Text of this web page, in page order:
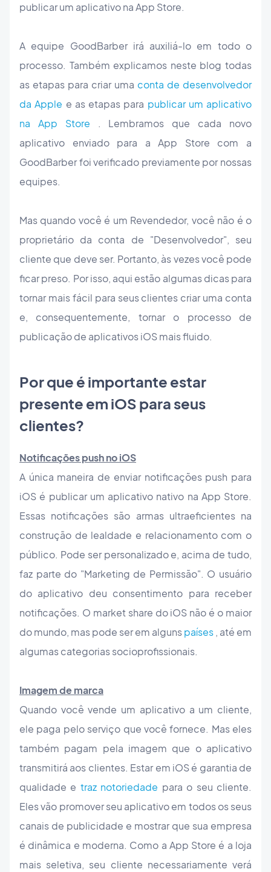
publicar um aplicativo na App Store.
A equipe GoodBarber irá auxiliá-lo em todo o
processo. Também explicamos neste blog todas
as etapas para criar uma conta de desenvolvedor
da Apple e as etapas para publicar um aplicativo
na App Store . Lembramos que cada novo
aplicativo enviado para a App Store com a
GoodBarber foi verificado previamente por nossas
equipes.
Mas quando você é um Revendedor, você não é o
proprietário da conta de "Desenvolvedor", seu
cliente que deve ser. Portanto, às vezes você pode
ficar preso. Por isso, aqui estão algumas dicas para
tornar mais fácil para seus clientes criar uma conta
e, consequentemente, tornar o processo de
publicação de aplicativos iOS mais fluido.
Por que é importante estar
presente em iOS para seus
clientes?
Notificações push no iOS
A única maneira de enviar notificações push para
iOS é publicar um aplicativo nativo na App Store.
Essas notificações são armas ultraeficientes na
construção de lealdade e relacionamento com o
público. Pode ser personalizado e, acima de tudo,
faz parte do "Marketing de Permissão". O usuário
do aplicativo deu consentimento para receber
notificações. O market share do iOS não é o maior
do mundo, mas pode ser em algunspaíses, até em
algumas categorias socioprofissionais.
Imagem de marca
Quando você vende um aplicativo a um cliente,
ele paga pelo serviço que você fornece. Mas eles
também pagam pela imagem que o aplicativo
transmitirá aos clientes. Estar em iOS é garantia de
qualidade e traz notoriedade para o seu cliente.
Eles vão promover seu aplicativo em todos os seus
canais de publicidade e mostrar que sua empresa
é dinâmica e moderna. Como a App Store é a loja
mais seletiva, seu cliente necessariamente verá